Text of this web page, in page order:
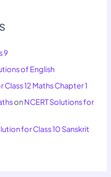
9
of English
Class 12 Maths Chapter 1
onNCERT Solutions for
for Class 10 Sanskrit